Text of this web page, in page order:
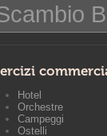
Hotel
Orchestre
Campeggi
Ostelli